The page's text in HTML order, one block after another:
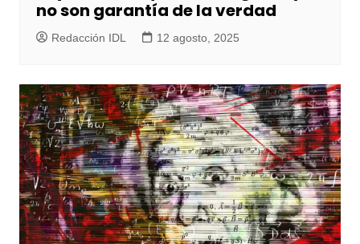
no son garantía de la verdad
Redacción IDL 12 agosto, 2025